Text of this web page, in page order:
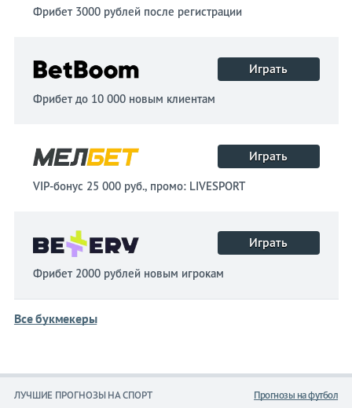
Фрибет 3000 рублей после регистрации
Играть
Фрибет до 10 000 новым клиентам
Играть
VIP-бонус 25 000 руб., промо: LIVESPORT
Играть
Фрибет 2000 рублей новым игрокам
Все букмекеры
ЛУЧШИЕ ПРОГНОЗЫ НА СПОРТ Прогнозы на футбол